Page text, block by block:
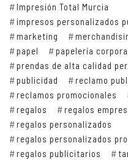
Impresión Total Murcia
impresos personalizados
marketing
papel
papelería
prendas de alta calidad
publicidad
reclamo
reclamos promocionales
regalos
regalos
regalos personalizados
regalos personalizados
regalos publicitarios